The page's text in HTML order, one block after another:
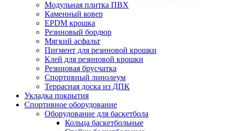
Модульная плитка ПВХ
Каменный ковер
EPDM крошка
Резиновый бордюр
Мягкий асфальт
Пигмент для резиновой крошки
Клей для резиновой крошки
Резиновая брусчатка
Спортивный линолеум
Террасная доска из ДПК
Укладка покрытия
Спортивное оборудование
Оборудование для баскетбола
Кольца баскетбольные